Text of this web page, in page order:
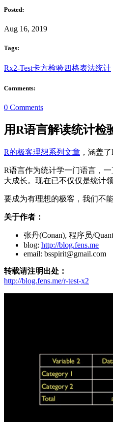
Posted:
Aug 16, 2019
Tags:
Rx2-Test卡方检验四格表法统计
Comments:
0 Comments
用R语言解读统计检
R的极客理想系列文章 ，涵盖
R语言作为统计学一门语言，
大成长。现在已不仅仅是统计
要成为有理想的极客，我们不
关于作者：
张丹(Conan), 程序员/
blog: http://blog.fens.me
email: bsspirit@gmail.com
转载请注明出处：
http://blog.fens.me/r-test-x2